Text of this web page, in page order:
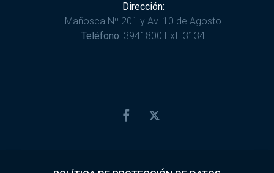
Dirección:
Mañosca Nº 201 y Av. 10 de Agosto
Teléfono: 3941800 Ext. 3134